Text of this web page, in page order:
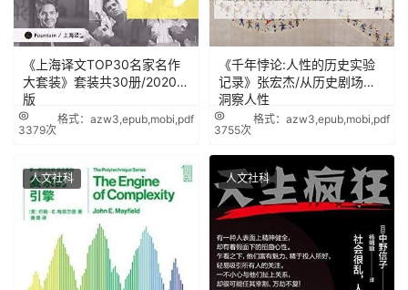
《上海译文TOP30名家名作
大套装》套装共30册/2020年
版
3379次
格式：azw3,epub,mobi,pdf
《千年悖论:人性的历史实验
记录》张宏杰/从历史剧场里
洞察人性
3755次
格式：azw3,epub,mobi,pdf
人文社科 人文社科